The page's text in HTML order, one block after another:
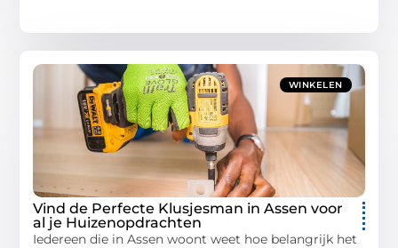
WINKELEN
Vind de Perfecte Klusjesman in Assen voor
al je Huizenopdrachten
Iedereen die in Assen woont weet hoe belangrijk het